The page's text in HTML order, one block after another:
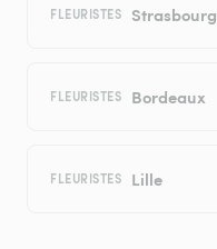
FLEURISTES Strasbourg
FLEURISTES Bordeaux
FLEURISTES Lille